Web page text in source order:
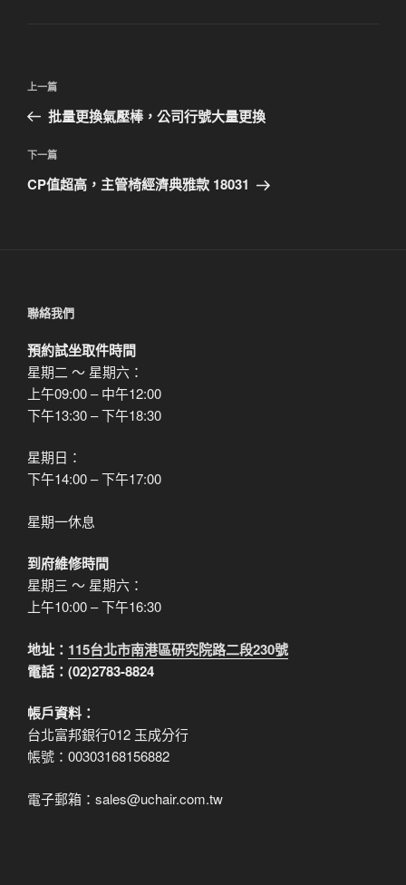
文
導
覽
上
一
文
章
上一篇
批量更換氣壓棒，公司行號大量更換
下
一
下一篇
CP值超高，主管椅經濟典雅款 18031
聯絡我們
預約試坐取件時間
星期二 ～ 星期六：
上午09:00 – 中午12:00
下午13:30 – 下午18:30
星期日：
下午14:00 – 下午17:00
星期一休息
到府維修時間
星期三 ～ 星期六：
上午10:00 – 下午16:30
地址： 115台北市南港區研究院路二段230號
電話：(02)2783-8824
帳戶資料：
台北富邦銀行012 玉成分行
帳號：00303168156882
電子郵箱：sales@uchair.com.tw